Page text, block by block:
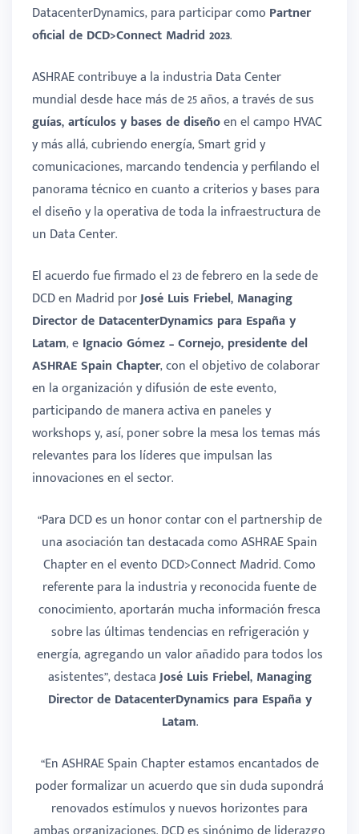
DatacenterDynamics, para participar como Partner
oficial de DCD>Connect Madrid 2023.
ASHRAE contribuye a la industria Data Center
mundial desde hace más de 25 años, a través de sus
guías, artículos y bases de diseñoen el campo HVAC
y más allá, cubriendo energía, Smart grid y
comunicaciones, marcando tendencia y perfilando el
panorama técnico en cuanto a criterios y bases para
el diseño y la operativa de toda la infraestructura de
un Data Center.
El acuerdo fue firmado el 23 de febrero en la sede de
DCD en Madrid porJosé Luis Friebel, Managing
Director de DatacenterDynamics para España y
Latam, e Ignacio Gómez – Cornejo, presidente del
ASHRAE Spain Chapter, con el objetivo de colaborar
en la organización y difusión de este evento,
participando de manera activa en paneles y
workshops y, así, poner sobre la mesa los temas más
relevantes para los líderes que impulsan las
innovaciones en el sector.
“Para DCD es un honor contar con el partnership de
una asociación tan destacada como ASHRAE Spain
Chapter en el evento DCD>Connect Madrid. Como
referente para la industria y reconocida fuente de
conocimiento, aportarán mucha información fresca
sobre las últimas tendencias en refrigeración y
energía, agregando un valor añadido para todos los
asistentes”, destacaJosé Luis Friebel, Managing
Director de DatacenterDynamics para España y
Latam.
“En ASHRAE Spain Chapter estamos encantados de
poder formalizar un acuerdo que sin duda supondrá
renovados estímulos y nuevos horizontes para